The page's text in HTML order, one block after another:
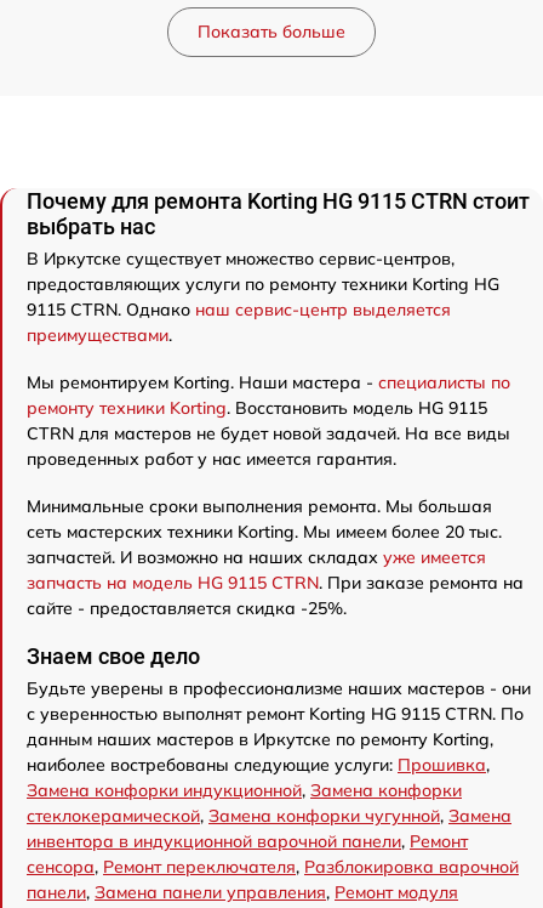
Показать больше
Почему для ремонта Korting HG 9115 CTRN стоит
выбрать нас
В Иркутске существует множество сервис-центров,
предоставляющих услуги по ремонту техники Korting HG
9115 CTRN. Однако наш сервис-центр выделяется
преимуществами.
Мы ремонтируем Korting. Наши мастера - специалисты по
ремонту техники Korting. Восстановить модель HG 9115
CTRN для мастеров не будет новой задачей. На все виды
проведенных работ у нас имеется гарантия.
Минимальные сроки выполнения ремонта. Мы большая
сеть мастерских техники Korting. Мы имеем более 20 тыс.
запчастей. И возможно на наших складах уже имеется
запчасть на модель HG 9115 CTRN. При заказе ремонта на
сайте - предоставляется скидка -25%.
Знаем свое дело
Будьте уверены в профессионализме наших мастеров - они
с уверенностью выполнят ремонт Korting HG 9115 CTRN. По
данным наших мастеров в Иркутске по ремонту Korting,
наиболее востребованы следующие услуги: Прошивка,
Замена конфорки индукционной, Замена конфорки
стеклокерамической, Замена конфорки чугунной, Замена
инвентора в индукционной варочной панели, Ремонт
сенсора, Ремонт переключателя, Разблокировка варочной
панели, Замена панели управления, Ремонт модуля